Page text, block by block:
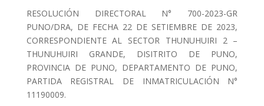
RESOLUCIÓN DIRECTORAL N° 700-2023-GR
PUNO/DRA, DE FECHA 22 DE SETIEMBRE DE 2023,
CORRESPONDIENTE AL SECTOR THUNUHUIRI 2 –
THUNUHUIRI GRANDE, DISITRITO DE PUNO,
PROVINCIA DE PUNO, DEPARTAMENTO DE PUNO,
PARTIDA REGISTRAL DE INMATRICULACIÓN N°
11190009.